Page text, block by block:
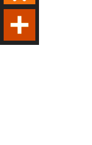
Odnoklassniki